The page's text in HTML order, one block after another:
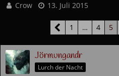
Crow 13. Juli 2015
1 … 4 5
Jörmungandr
Lurch der Nacht